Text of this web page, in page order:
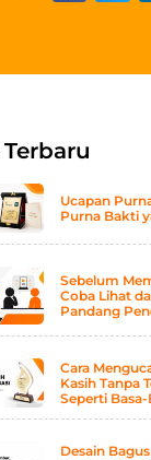
Ucapan
Purna Bakti
Sebelum
Coba Lihat
Pandang
Cara
Kasih Tanpa
Seperti Basa-
Desain